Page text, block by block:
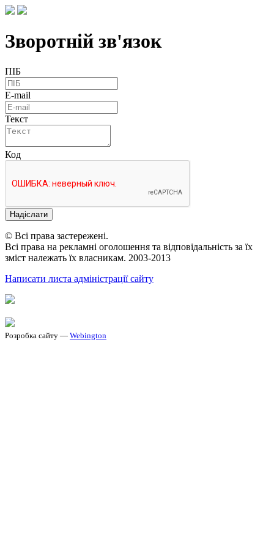
Зворотній зв'язок
ПІБ
E-mail
Текст
Код
Надіслати
© Всі права застережені.
Всі права на рекламні оголошення та відповідальність за їх
зміст належать їх власникам. 2003-2013
Написати листа адміністрації сайту
Розробка сайту — Webington